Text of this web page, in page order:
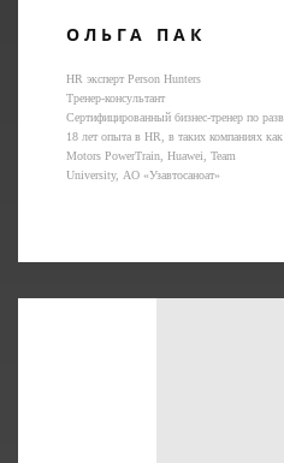
ОЛЬГА ПАК
HR эксперт Person Hunters
Тренер-консультант
Сертифицированный бизнес-тренер по
18 лет опыта в HR, в таких компаниях
Motors PowerTrain, Huawei, Team
University, АО «Узавтосаноат»